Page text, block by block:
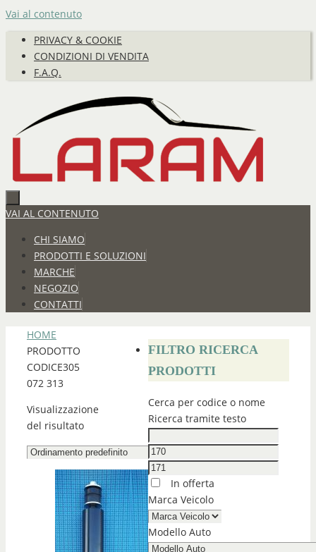
Vai al contenuto
PRIVACY & COOKIE
CONDIZIONI DI VENDITA
F.A.Q.
VAI AL CONTENUTO
CHI SIAMO
PRODOTTI E SOLUZIONI
MARCHE
NEGOZIO
CONTATTI
HOME
PRODOTTO
CODICE305
072 313
Visualizzazione
del risultato
FILTRO RICERCA
PRODOTTI
Cerca per codice o nome
Ricerca tramite testo
In offerta
Marca Veicolo
Modello Auto